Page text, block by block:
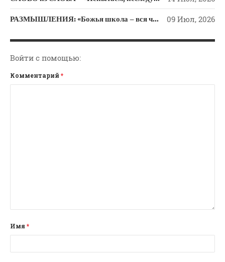
РАЗМЫШЛЕНИЯ: «Божья школа – вся человеческая жизнь» 09 Июл, 2026
Войти с помощью:
Комментарий *
Имя *